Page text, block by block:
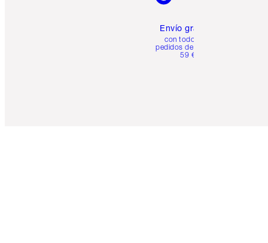
Envío gratuito
con todos los
pedidos de más de
59 €